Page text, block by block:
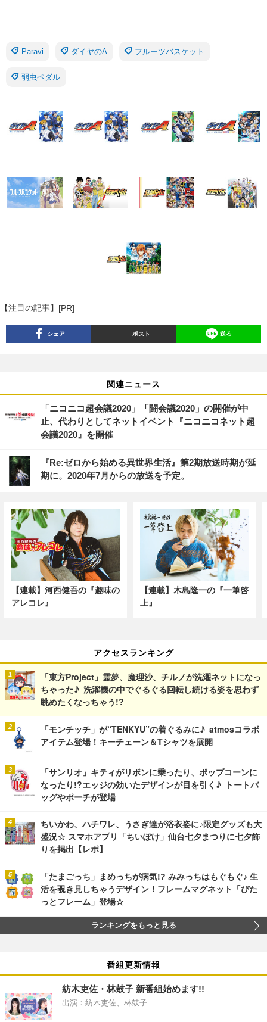
Paravi ダイヤのA フルーツバスケット
弱虫ペダル
【注目の記事】[PR]
シェア ポスト 送る
関連ニュース
「ニコニコ超会議2020」「闘会議2020」の開催が中
止、代わりとしてネットイベント『ニコニコネット超
会議2020』を開催
『Re:ゼロから始める異世界生活』第2期放送時期が延
期に。2020年7月からの放送を予定。
【連載】河西健吾の『趣味の
アレコレ』
【連載】木島隆一の『一筆啓
上』
アクセスランキング
「東方Project」霊夢、魔理沙、チルノが洗濯ネットになっ
ちゃった♪ 洗濯機の中でぐるぐる回転し続ける姿を思わず
眺めたくなっちゃう!?
「モンチッチ」が“TENKYU”の着ぐるみに♪ atmosコラボ
アイテム登場！キーチェーン＆Tシャツを展開
「サンリオ」キティがリボンに乗ったり、ポップコーンに
なったり!?エッジの効いたデザインが目を引く♪ トートバ
ッグやポーチが登場
ちいかわ、ハチワレ、うさぎ達が浴衣姿に♪限定グッズも大
盛況☆ スマホアプリ「ちいぽけ」仙台七夕まつりに七夕飾
りを掲出【レポ】
「たまごっち」まめっちが病気!? みみっちはもぐもぐ♪ 生
活を覗き見しちゃうデザイン！フレームマグネット「ぴた
っとフレーム」登場☆
ランキングをもっと見る
番組更新情報
紡木吏佐・林鼓子 新番組始めます!!
出演：紡木吏佐、林鼓子